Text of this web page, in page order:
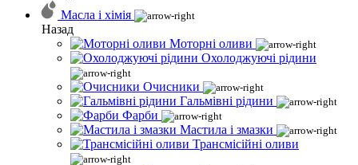
Масла і хімія
Назад
Моторні оливи
Охолоджуючі рідини
Очисники
Гальмівні рідини
Фарби
Мастила і змазки
Трансмісійні оливи